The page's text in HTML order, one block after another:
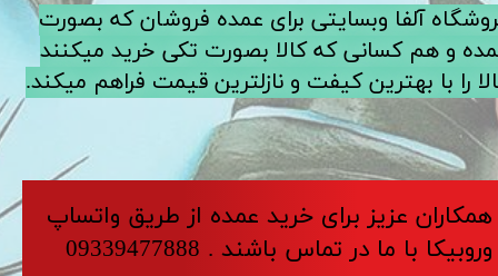
آلفا وبسایتی برای عمده فروشان که بصورت
و هم کسانی که کالا بصورت تکی خرید میکنند
را با بهترین کیفت و نازلترین قیمت فراهم میکند.
​​​همکاران عزیز برای خرید عمده از طریق واتساپ
وروبیکا با ما در تماس باشند . 09339477888